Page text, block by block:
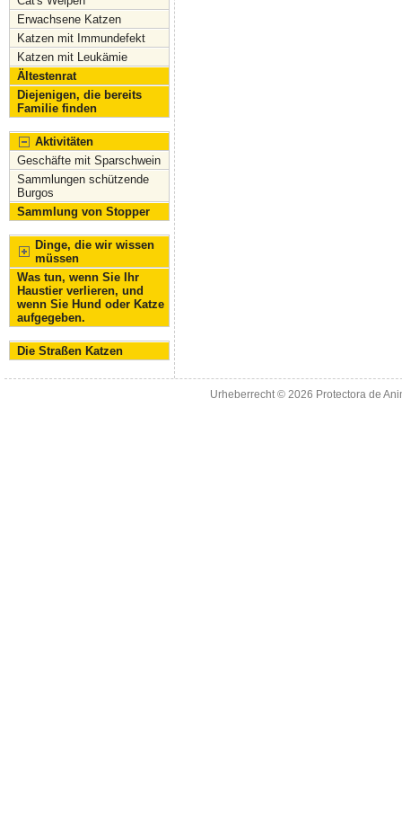
Erwachsene Katzen
Katzen mit Immundefekt
Katzen mit Leukämie
Ältestenrat
Diejenigen, die bereits
Familie finden
Aktivitäten
Geschäfte mit Sparschwein
Sammlungen schützende
Burgos
Sammlung von Stopper
Dinge, die wir wissen
müssen
Was tun, wenn Sie Ihr
Haustier verlieren, und
wenn Sie Hund oder Katze
aufgegeben.
Die Straßen Katzen
Urheberrecht © 2026 Protectora de